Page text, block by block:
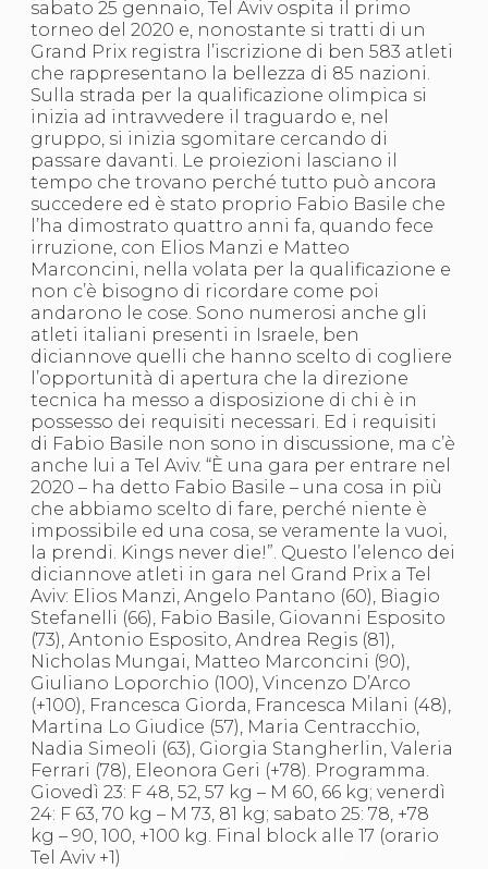
S'istrumpa
News
Calendario Attività
Difesa Personale MGA
La disciplina
News
Merchandising
Mappa del sito
Cerca
Contatti
News
Cookies Accept
Newsletter
Catalogo formativo
Webinar
Corsi Monotematici
Corsi di Specializzazione
Corsi FIJLKAM-FISDIR
Corsi Preparatore Fisico
Edutraining class - Didattica infantile
Corso dirigenti sportivi
Corso Direttore di Gara
Abilitazioni
Sportello Fiscale
News
Modulistica
FAQ
Quesiti fiscali
Sostenibilità
Documenti
sabato 25 gennaio, Tel Aviv ospita il primo
torneo del 2020 e, nonostante si tratti di un
Grand Prix registra l’iscrizione di ben 583 atleti
che rappresentano la bellezza di 85 nazioni.
Sulla strada per la qualificazione olimpica si
inizia ad intravvedere il traguardo e, nel
gruppo, si inizia sgomitare cercando di
passare davanti. Le proiezioni lasciano il
tempo che trovano perché tutto può ancora
succedere ed è stato proprio Fabio Basile che
l’ha dimostrato quattro anni fa, quando fece
irruzione, con Elios Manzi e Matteo
Marconcini, nella volata per la qualificazione e
non c’è bisogno di ricordare come poi
andarono le cose. Sono numerosi anche gli
atleti italiani presenti in Israele, ben
diciannove quelli che hanno scelto di cogliere
l’opportunità di apertura che la direzione
tecnica ha messo a disposizione di chi è in
possesso dei requisiti necessari. Ed i requisiti
di Fabio Basile non sono in discussione, ma c’è
anche lui a Tel Aviv. “È una gara per entrare nel
2020 – ha detto Fabio Basile – una cosa in più
che abbiamo scelto di fare, perché niente è
impossibile ed una cosa, se veramente la vuoi,
la prendi. Kings never die!”. Questo l’elenco dei
diciannove atleti in gara nel Grand Prix a Tel
Aviv: Elios Manzi, Angelo Pantano (60), Biagio
Stefanelli (66), Fabio Basile, Giovanni Esposito
(73), Antonio Esposito, Andrea Regis (81),
Nicholas Mungai, Matteo Marconcini (90),
Giuliano Loporchio (100), Vincenzo D’Arco
(+100), Francesca Giorda, Francesca Milani (48),
Martina Lo Giudice (57), Maria Centracchio,
Nadia Simeoli (63), Giorgia Stangherlin, Valeria
Ferrari (78), Eleonora Geri (+78). Programma.
Giovedì 23: F 48, 52, 57 kg – M 60, 66 kg; venerdì
24: F 63, 70 kg – M 73, 81 kg; sabato 25: 78, +78
kg – 90, 100, +100 kg. Final block alle 17 (orario
Tel Aviv +1)